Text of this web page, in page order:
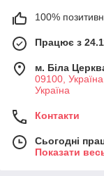
100%
Працює з
м. Біла
09100,
Україна
Контакти
Сьогодні
Показати